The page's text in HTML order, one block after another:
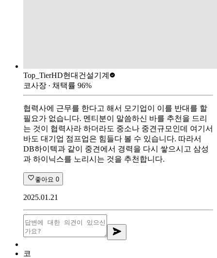
Top_TierHD현대건설기계
코사장 ∙ 채택률 96%
협력사에 근무를 한다고 해서 모기업이 이를 반대를 할
필요가 없습니다. 멘티분이 말씀하신 바를 추천을 드리
는 것이 협력사라 하더라도 중소나 중견규모인데 여기서
바도 대기업 점프업은 힘들다 볼 수 있습니다. 따라서
DB하이텍과 같이 중견에서 경력을 다시 쌓으시고 삼성
과 하이닉스를 노리시는 것을 추천합니다.
좋아요 0
2025.01.21
코